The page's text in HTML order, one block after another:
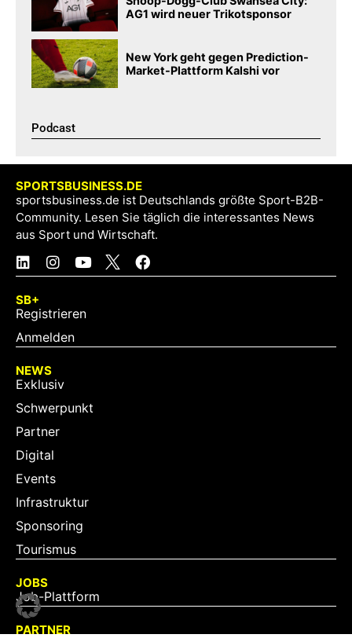
AG1 wird neuer Trikotsponsor
New York geht gegen Prediction-
Market-Plattform Kalshi vor
Podcast​
SPORTSBUSINESS.DE
sportsbusiness.de ist Deutschlands größte Sport-B2B-
Community. Lesen Sie täglich die interessantes News
aus Sport und Wirtschaft.
SB+
Registrieren
Anmelden
NEWS
Exklusiv
Schwerpunkt
Partner
Digital
Events
Infrastruktur
Sponsoring
Tourismus
JOBS
Job-Plattform
PARTNER